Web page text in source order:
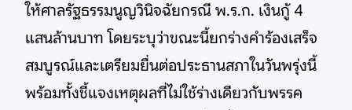
ให้ศาลรัฐธรรมนูญวินิจฉัยกรณี พ.ร.ก. เงินกู้ 4
แสนล้านบาท โดยระบุว่าขณะนี้ยกร่างคำร้องเสร็จ
สมบูรณ์และเตรียมยื่นต่อประธานสภาในวันพรุ่งนี้
พร้อมทั้งชี้แจงเหตุผลที่ไม่ใช้ร่างเดียวกับพรรค